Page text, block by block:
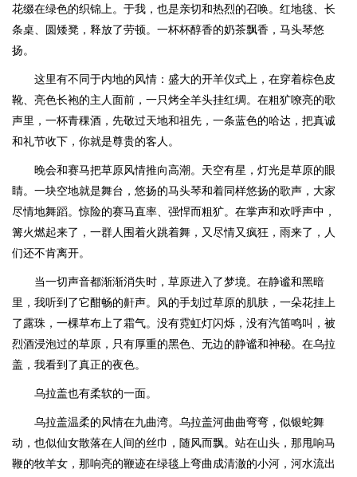
花缀在绿色的织锦上。于我，也是亲切和热烈的召唤。红地毯、长
条桌、圆矮凳，释放了劳顿。一杯杯醇香的奶茶飘香，马头琴悠
扬。
这里有不同于内地的风情：盛大的开羊仪式上，在穿着棕色皮
靴、亮色长袍的主人面前，一只烤全羊头挂红绸。在粗犷嘹亮的歌
声里，一杯青稞酒，先敬过天地和祖先，一条蓝色的哈达，把真诚
和礼节收下，你就是尊贵的客人。
晚会和赛马把草原风情推向高潮。天空有星，灯光是草原的眼
睛。一块空地就是舞台，悠扬的马头琴和着同样悠扬的歌声，大家
尽情地舞蹈。惊险的赛马直率、强悍而粗犷。在掌声和欢呼声中，
篝火燃起来了，一群人围着火跳着舞，又尽情又疯狂，雨来了，人
们还不肯离开。
当一切声音都渐渐消失时，草原进入了梦境。在静谧和黑暗
里，我听到了它酣畅的鼾声。风的手划过草原的肌肤，一朵花挂上
了露珠，一棵草布上了霜气。没有霓虹灯闪烁，没有汽笛鸣叫，被
烈酒浸泡过的草原，只有厚重的黑色、无边的静谧和神秘。在乌拉
盖，我看到了真正的夜色。
乌拉盖也有柔软的一面。
乌拉盖温柔的风情在九曲湾。乌拉盖河曲曲弯弯，似银蛇舞
动，也似仙女散落在人间的丝巾，随风而飘。站在山头，那甩响马
鞭的牧羊女，那响亮的鞭迹在绿毯上弯曲成清澈的小河，河水流出